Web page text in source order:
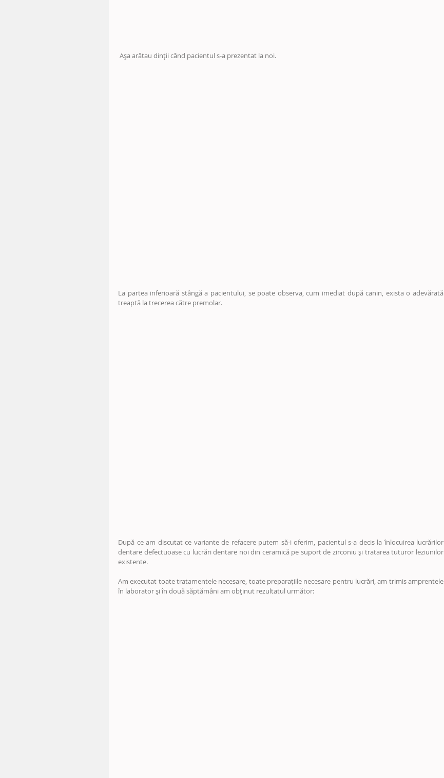
Așa arătau dinții când pacientul s-a prezentat la noi.
La partea inferioară stângă a pacientului, se poate observa, cum imediat după canin, exista o adevărată
treaptă la trecerea către premolar.
După ce am discutat ce variante de refacere putem să-i oferim, pacientul s-a decis la înlocuirea lucrărilor
dentare defectuoase cu lucrări dentare noi din ceramică pe suport de zirconiu și tratarea tuturor leziunilor
existente.
Am executat toate tratamentele necesare, toate preparațiile necesare pentru lucrări, am trimis amprentele
în laborator și în două săptămâni am obținut rezultatul următor: